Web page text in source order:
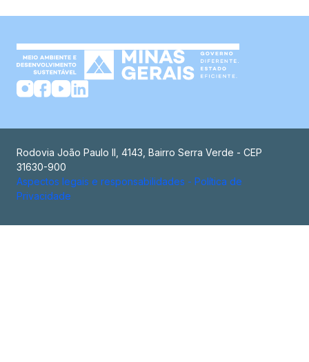
Rodovia João Paulo II, 4143, Bairro Serra Verde - CEP
31630-900
Aspectos legais e responsabilidades - Política de
Privacidade